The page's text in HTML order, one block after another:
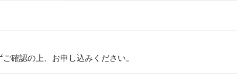
確認の上、お申し込みください。